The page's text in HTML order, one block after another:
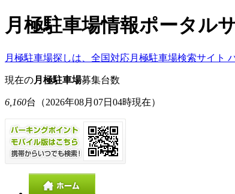
月極駐車場情報ポータル
月極駐車場探しは、全国対応月極駐車場検索サイト
現在の月極駐車場募集台数
6,160台 （2026年08月07日04時現在）